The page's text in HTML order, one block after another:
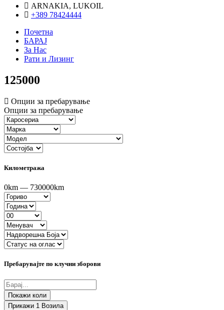
ARNAKIA, LUKOIL
+389 78424444
Почетна
БАРАЈ
За Нас
Рати и Лизинг
125000
Опции за пребарување
Опции за пребарување
Километража
0km — 730000km
Пребарувајте по клучни зборови
Прикажи 1 Возила